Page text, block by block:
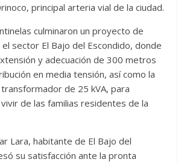
principal arteria vial de la ciudad.
culminaron un proyecto de
sector El Bajo del Escondido, donde
y adecuación de 300 metros
en media tensión, así como la
de 25 kVA, para
de las familias residentes de la
Lara, habitante de El Bajo del
su satisfacción ante la pronta